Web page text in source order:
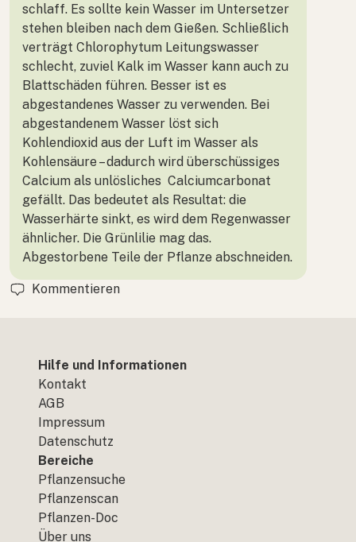
schlaff. Es sollte kein Wasser im Untersetzer
stehen bleiben nach dem Gießen. Schließlich
verträgt Chlorophytum Leitungswasser
schlecht, zuviel Kalk im Wasser kann auch zu
Blattschäden führen. Besser ist es
abgestandenes Wasser zu verwenden. Bei
abgestandenem Wasser löst sich
Kohlendioxid aus der Luft im Wasser als
Kohlensäure – dadurch wird überschüssiges
Calcium als unlösliches Calciumcarbonat
gefällt. Das bedeutet als Resultat: die
Wasserhärte sinkt, es wird dem Regenwasser
ähnlicher. Die Grünlilie mag das.
Abgestorbene Teile der Pflanze abschneiden.
Kommentieren
Hilfe und Informationen
Kontakt
AGB
Impressum
Datenschutz
Bereiche
Pflanzensuche
Pflanzenscan
Pflanzen-Doc
Über uns